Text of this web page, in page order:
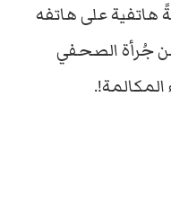
على هاتفه
جُرأة الصحفي
المكالمة!.